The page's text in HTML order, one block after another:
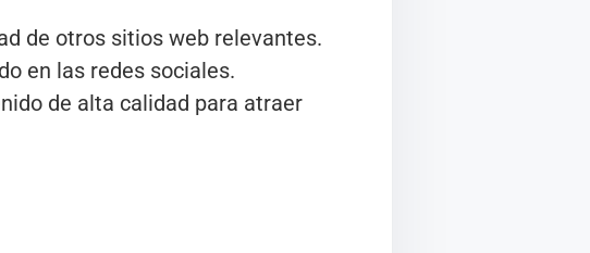
de otros sitios web relevantes.
en las redes sociales.
de alta calidad para atraer